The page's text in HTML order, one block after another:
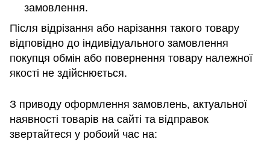
замовлення.
Після відрізання або нарізання такого товару
відповідно до індивідуального замовлення
покупця обмін або повернення товару належної
якості не здійснюється.
З приводу оформлення замовлень, актуальної
наявності товарів на сайті та відправок
звертайтеся у робоий час на: